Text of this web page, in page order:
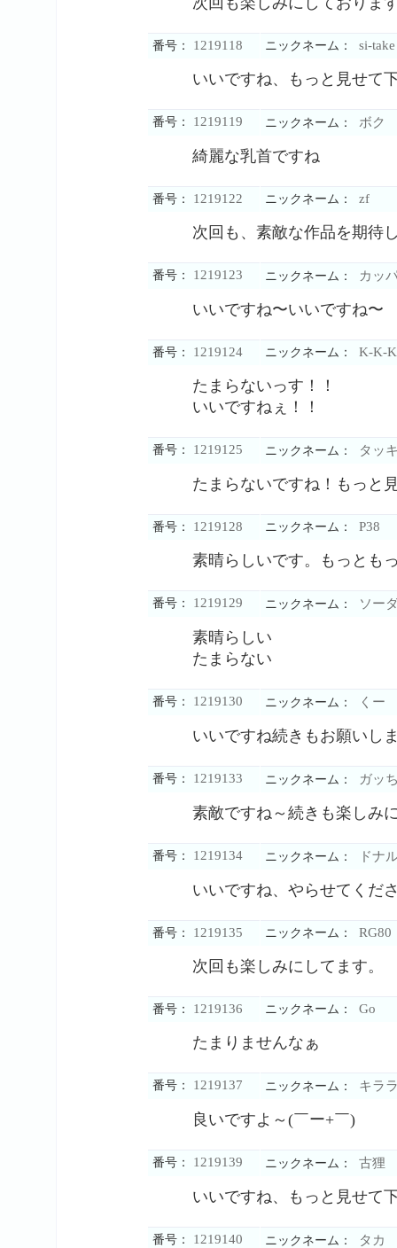
番号： 1219118 ニックネーム： si-take
いいですね、もっと見せて
番号： 1219119 ニックネーム： ボク
綺麗な乳首ですね
番号： 1219122 ニックネーム： zf
次回も、素敵な作品を期待
番号： 1219123 ニックネーム： カッ
いいですね〜いいですね〜
番号： 1219124 ニックネーム： K-K-K
たまらないっす！！
いいですねぇ！！
番号： 1219125 ニックネーム： タッ
たまらないですね！もっと
番号： 1219128 ニックネーム： P38
素晴らしいです。もっとも
番号： 1219129 ニックネーム： ソー
素晴らしい
たまらない
番号： 1219130 ニックネーム： くー
いいですね続きもお願いし
番号： 1219133 ニックネーム： ガッ
素敵ですね～続きも楽しみ
番号： 1219134 ニックネーム： ドナ
いいですね、やらせてくだ
番号： 1219135 ニックネーム： RG80
次回も楽しみにしてます。
番号： 1219136 ニックネーム： Go
たまりませんなぁ
番号： 1219137 ニックネーム： キラ
良いですよ～(￣ー+￣)
番号： 1219139 ニックネーム： 古狸
いいですね、もっと見せて
番号： 1219140 ニックネーム： タカ